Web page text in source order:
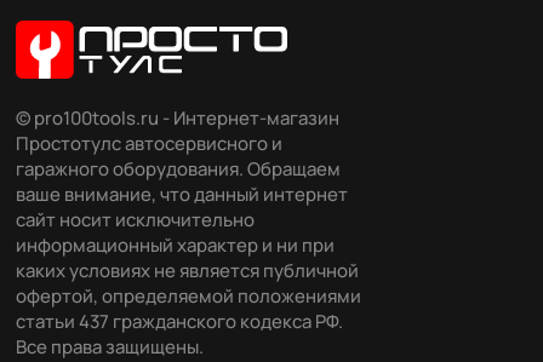
© pro100tools.ru - Интернет-магазин
Простотулс автосервисного и
гаражного оборудования. Обращаем
ваше внимание, что данный интернет
сайт носит исключительно
информационный характер и ни при
каких условиях не является публичной
офертой, определяемой положениями
статьи 437 гражданского кодекса РФ.
Все права защищены.